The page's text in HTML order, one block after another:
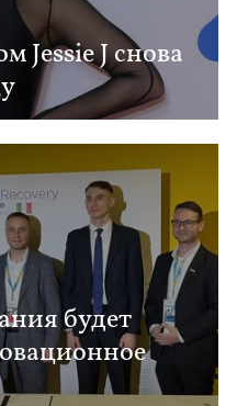
Jessie J снова
будет